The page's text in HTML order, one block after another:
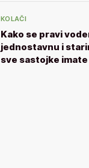
KOLAČI
Kako se pravi
jednostavnu i
sve sastojke